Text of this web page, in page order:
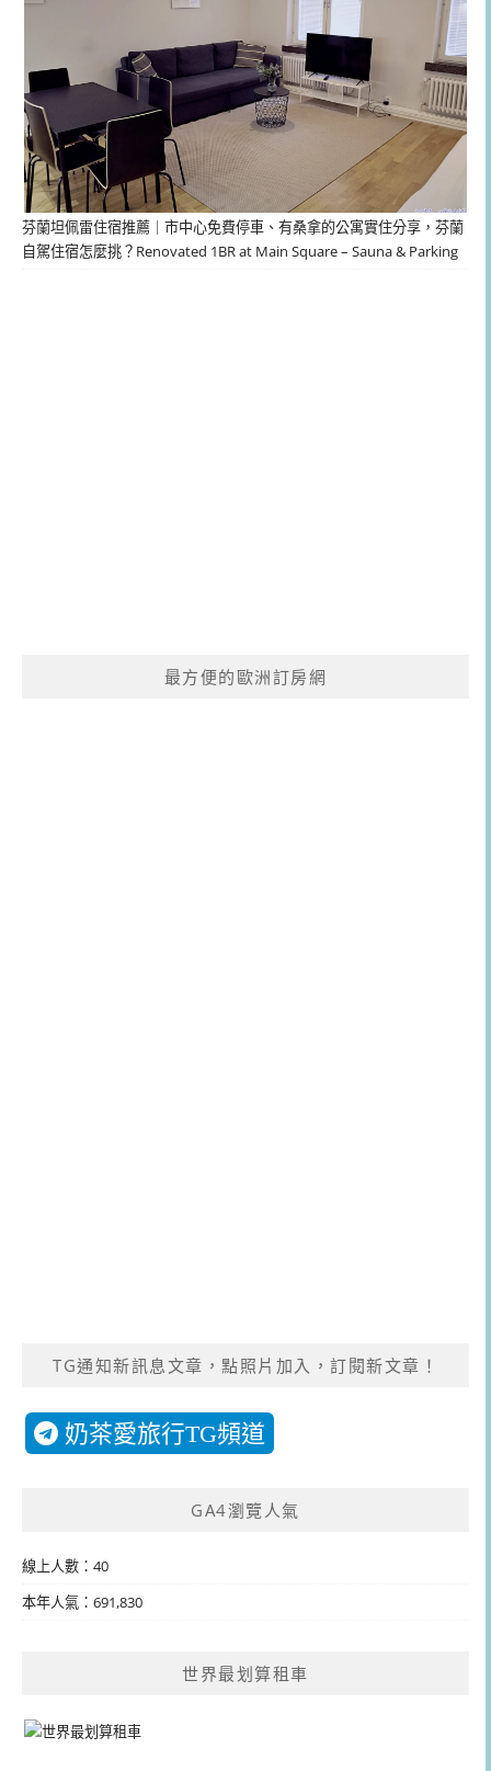
芬蘭坦佩雷住宿推薦｜市中心免費停車、有桑拿的公寓實住分享，芬蘭
自駕住宿怎麼挑？Renovated 1BR at Main Square – Sauna & Parking
最方便的歐洲訂房網
TG通知新訊息文章，點照片加入，訂閱新文章！
奶茶愛旅行TG頻道
GA4瀏覽人氣
線上人數：40
本年人氣：691,830
世界最划算租車